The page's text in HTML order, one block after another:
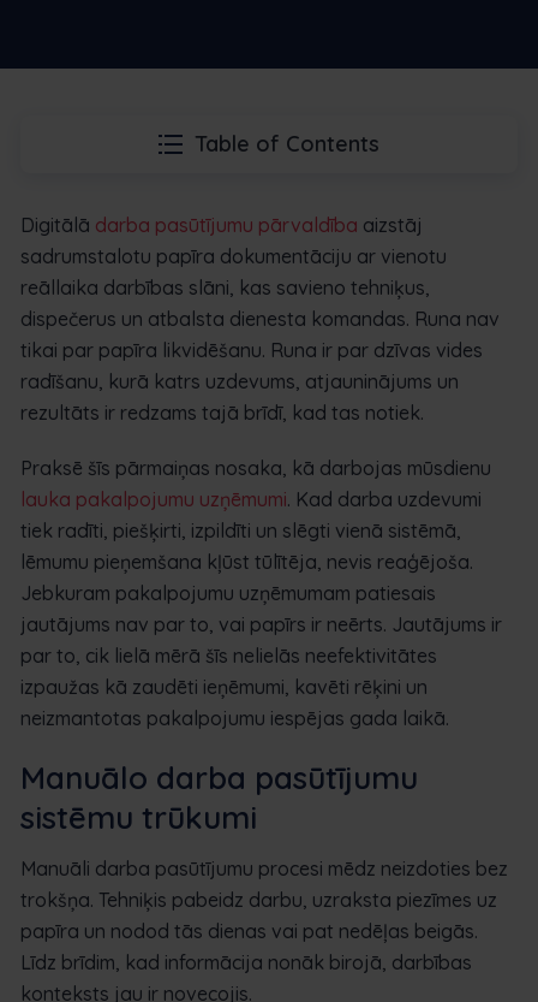
Table of Contents
Digitālā darba pasūtījumu pārvaldība aizstāj
sadrumstalotu papīra dokumentāciju ar vienotu
reāllaika darbības slāni, kas savieno tehniķus,
dispečerus un atbalsta dienesta komandas. Runa nav
tikai par papīra likvidēšanu. Runa ir par dzīvas vides
radīšanu, kurā katrs uzdevums, atjauninājums un
rezultāts ir redzams tajā brīdī, kad tas notiek.
Praksē šīs pārmaiņas nosaka, kā darbojas mūsdienu
lauka pakalpojumu uzņēmumi. Kad darba uzdevumi
tiek radīti, piešķirti, izpildīti un slēgti vienā sistēmā,
lēmumu pieņemšana kļūst tūlītēja, nevis reaģējoša.
Jebkuram pakalpojumu uzņēmumam patiesais
jautājums nav par to, vai papīrs ir neērts. Jautājums ir
par to, cik lielā mērā šīs nelielās neefektivitātes
izpaužas kā zaudēti ieņēmumi, kavēti rēķini un
neizmantotas pakalpojumu iespējas gada laikā.
Manuālo darba pasūtījumu
sistēmu trūkumi
Manuāli darba pasūtījumu procesi mēdz neizdoties bez
trokšņa. Tehniķis pabeidz darbu, uzraksta piezīmes uz
papīra un nodod tās dienas vai pat nedēļas beigās.
Līdz brīdim, kad informācija nonāk birojā, darbības
konteksts jau ir novecojis.